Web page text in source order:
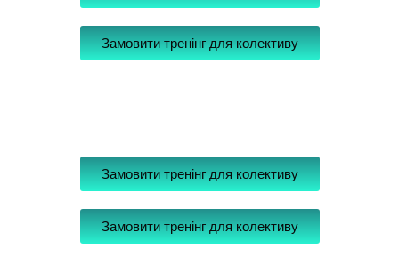
Замовити тренінг для колективу
Замовити тренінг для колективу
Замовити тренінг для колективу